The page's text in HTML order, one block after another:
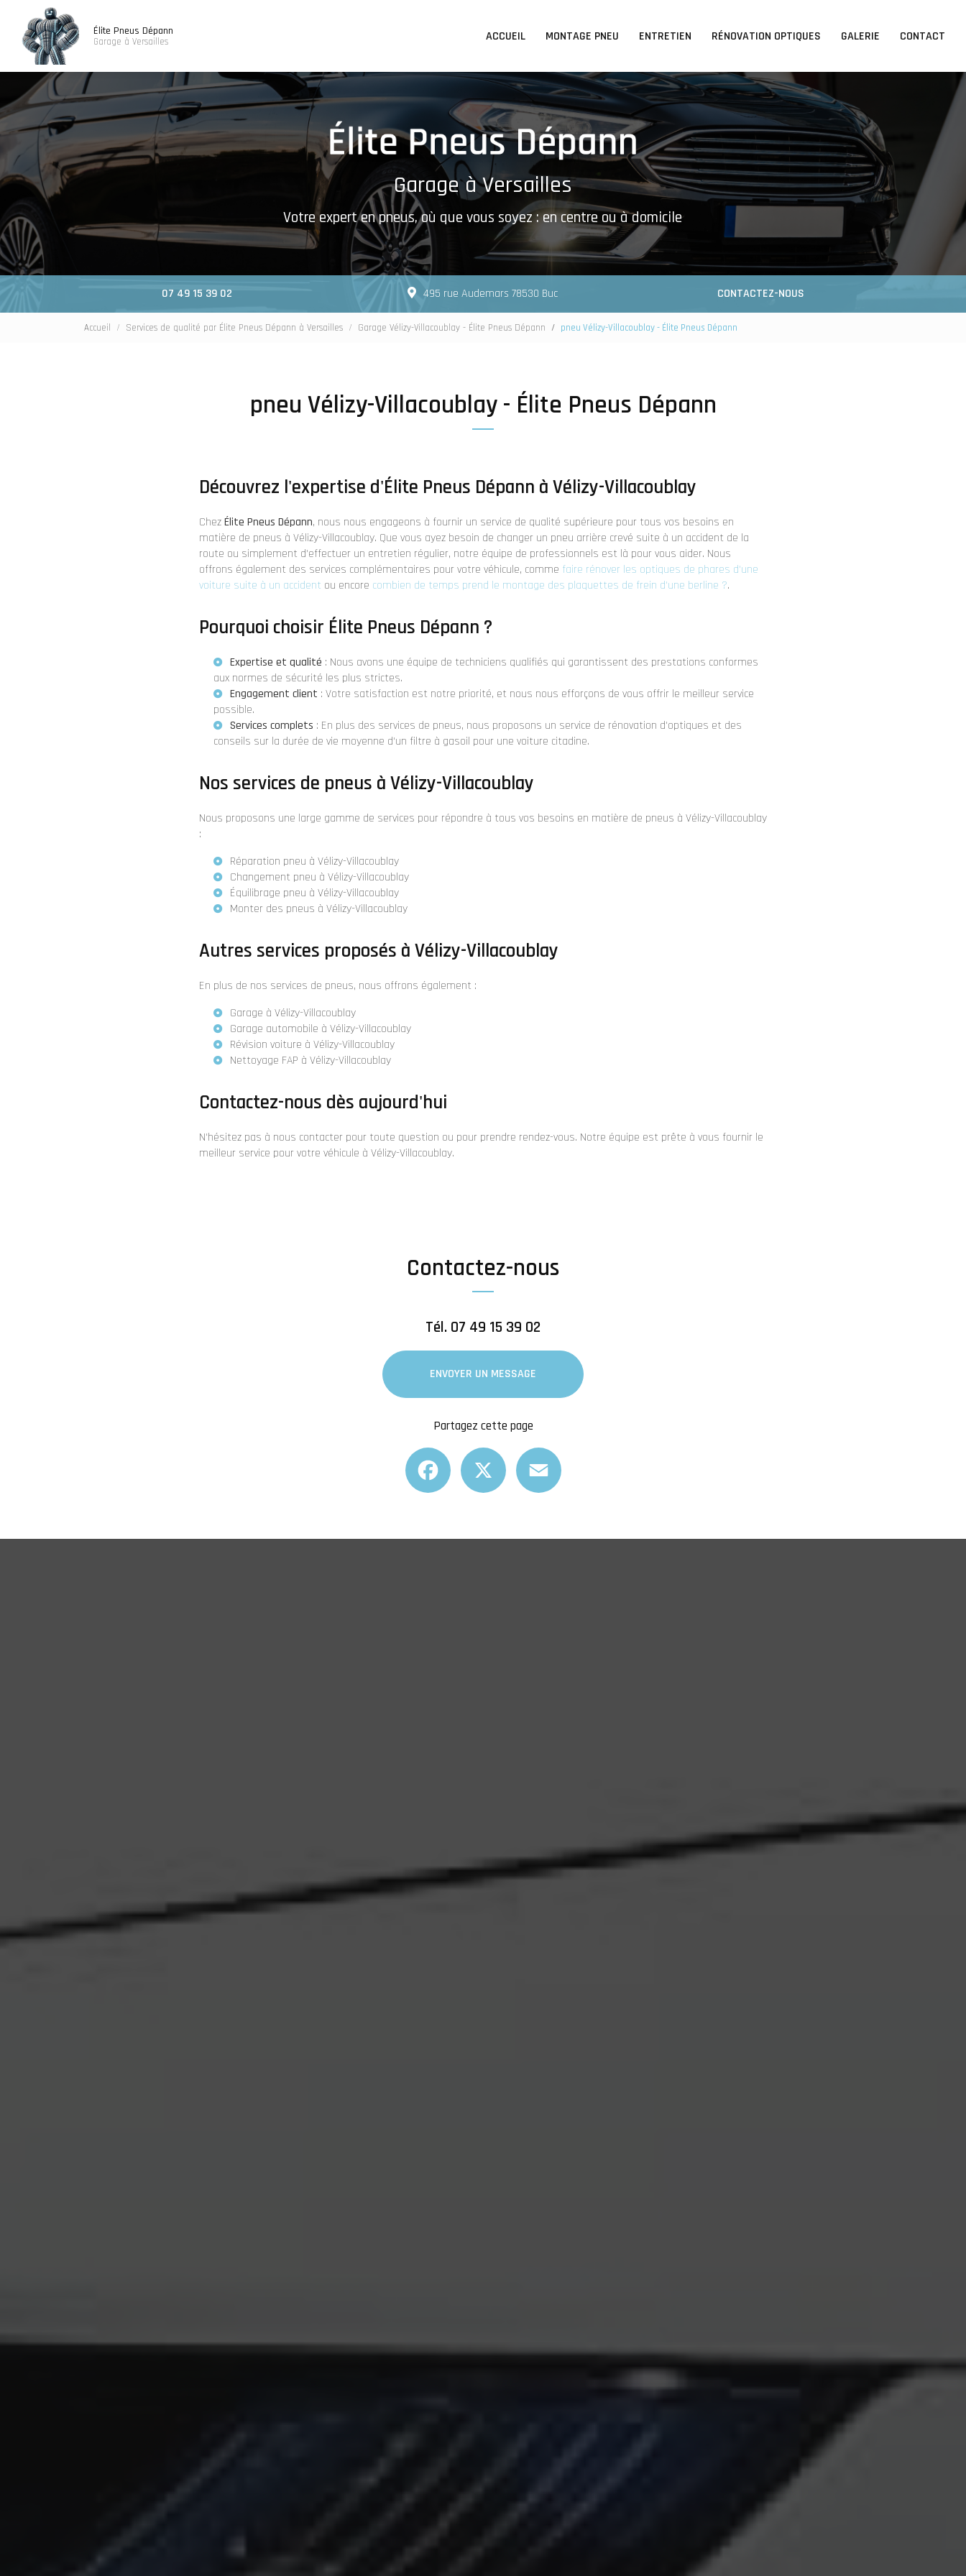
contenu
principal
Élite Pneus Dépann
Garage à Versailles
ACCUEIL
MONTAGE PNEU ENTRETIEN RÉNOVATION OPTIQUES GALERIE CONTACT
Garage à Versailles
Votre expert en pneus, où que vous soyez : en centre ou à domicile
07 49 15 39 02 495 rue Audemars 78530 Buc CONTACTEZ-NOUS
Accueil Services de qualité par Élite Pneus Dépann à Versailles Garage Vélizy-Villacoublay - Élite Pneus Dépann pneu Vélizy-Villacoublay - Élite Pneus Dépann
pneu Vélizy-Villacoublay - Élite Pneus Dépann
Découvrez l'expertise d'Élite Pneus Dépann à Vélizy-Villacoublay
ChezÉlite Pneus Dépann, nous nous engageons à fournir un service de qualité supérieure pour tous vos besoins en
matière de pneus à Vélizy-Villacoublay. Que vous ayez besoin de changer un pneu arrière crevé suite à un accident de la
route ou simplement d'effectuer un entretien régulier, notre équipe de professionnels est là pour vous aider. Nous
offrons également des services complémentaires pour votre véhicule, comme faire rénover les optiques de phares d'une
voiture suite à un accident ou encore combien de temps prend le montage des plaquettes de frein d'une berline ?.
Pourquoi choisir Élite Pneus Dépann ?
Expertise et qualité : Nous avons une équipe de techniciens qualifiés qui garantissent des prestations conformes
aux normes de sécurité les plus strictes.
Engagement client : Votre satisfaction est notre priorité, et nous nous efforçons de vous offrir le meilleur service
possible.
Services complets : En plus des services de pneus, nous proposons un service de rénovation d'optiques et des
conseils sur la durée de vie moyenne d'un filtre à gasoil pour une voiture citadine.
Nos services de pneus à Vélizy-Villacoublay
Nous proposons une large gamme de services pour répondre à tous vos besoins en matière de pneus à Vélizy-Villacoublay
:
Réparation pneu à Vélizy-Villacoublay
Changement pneu à Vélizy-Villacoublay
Équilibrage pneu à Vélizy-Villacoublay
Monter des pneus à Vélizy-Villacoublay
Autres services proposés à Vélizy-Villacoublay
En plus de nos services de pneus, nous offrons également :
Garage à Vélizy-Villacoublay
Garage automobile à Vélizy-Villacoublay
Révision voiture à Vélizy-Villacoublay
Nettoyage FAP à Vélizy-Villacoublay
Contactez-nous dès aujourd'hui
N'hésitez pas à nous contacter pour toute question ou pour prendre rendez-vous. Notre équipe est prête à vous fournir le
meilleur service pour votre véhicule à Vélizy-Villacoublay.
Contactez-nous
Tél. 07 49 15 39 02
ENVOYER UN MESSAGE
Partagez cette page
Facebook